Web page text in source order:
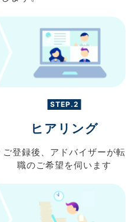
STEP.2
ヒアリング
ご登録後、 アドバイザーが転
職のご希望を伺います